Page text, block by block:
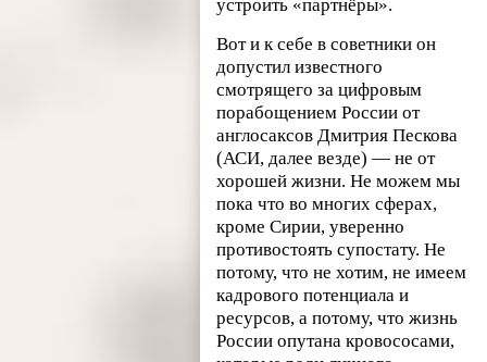
устроить «партнёры».
Вот и к себе в советники он
допустил известного
смотрящего за цифровым
порабощением России от
англосаксов Дмитрия Пескова
(АСИ, далее везде) — не от
хорошей жизни. Не можем мы
пока что во многих сферах,
кроме Сирии, уверенно
противостоять супостату. Не
потому, что не хотим, не имеем
кадрового потенциала и
ресурсов, а потому, что жизнь
России опутана кровососами,